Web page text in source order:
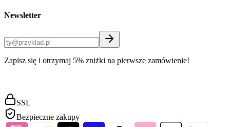
Newsletter
Zapisz się i otrzymaj 5% zniżki na pierwsze zamówienie!
SSL
Bezpieczne zakupy